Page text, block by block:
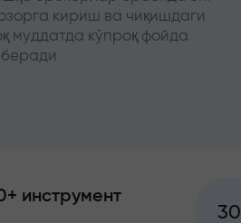
кириш ва чиқишдаги
муддатда кўпроқ фойда
инструмент